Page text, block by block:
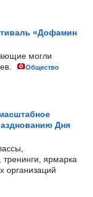
«Дофамин
могли
Общество
Дня
ярмарка
организаций